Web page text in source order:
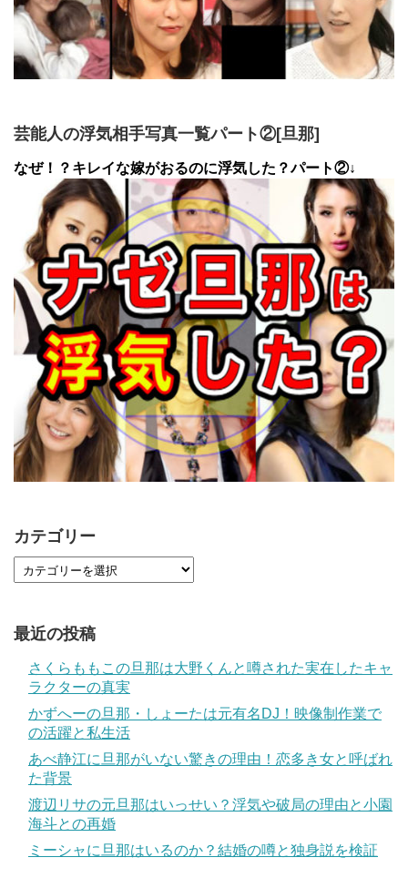
芸能人の浮気相手写真一覧パート②[旦那]
なぜ！？キレイな嫁がおるのに浮気した？パート②↓
カテゴリー
最近の投稿
さくらももこの旦那は大野くんと噂された実在したキャ
ラクターの真実
かずへーの旦那・しょーたは元有名DJ！映像制作業で
の活躍と私生活
あべ静江に旦那がいない驚きの理由！恋多き女と呼ばれ
た背景
渡辺リサの元旦那はいっせい？浮気や破局の理由と小園
海斗との再婚
ミーシャに旦那はいるのか？結婚の噂と独身説を検証